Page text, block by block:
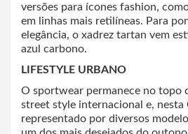
versões para ícones fashion,
em linhas mais retilíneas. Para
elegância, o xadrez tartan vem
azul carbono.
LIFESTYLE URBANO
O sportwear permanece no topo
street style internacional e, nesta
representado por diversos